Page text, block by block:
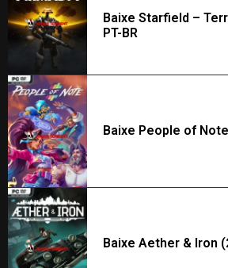
Baixe Starfield –
PT-BR
Baixe People of
Baixe Aether & Iron